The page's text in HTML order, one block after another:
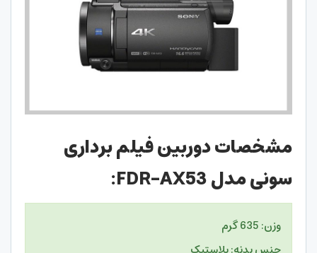
مشخصات دوربین فیلم برداری
سونی مدل FDR-AX53:
وزن: 635 گرم